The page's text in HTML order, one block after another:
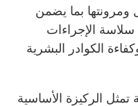
ومرونتها بما يضمن
الإجراءات
الكوادر البشرية
تمثل الركيزة الأساسية